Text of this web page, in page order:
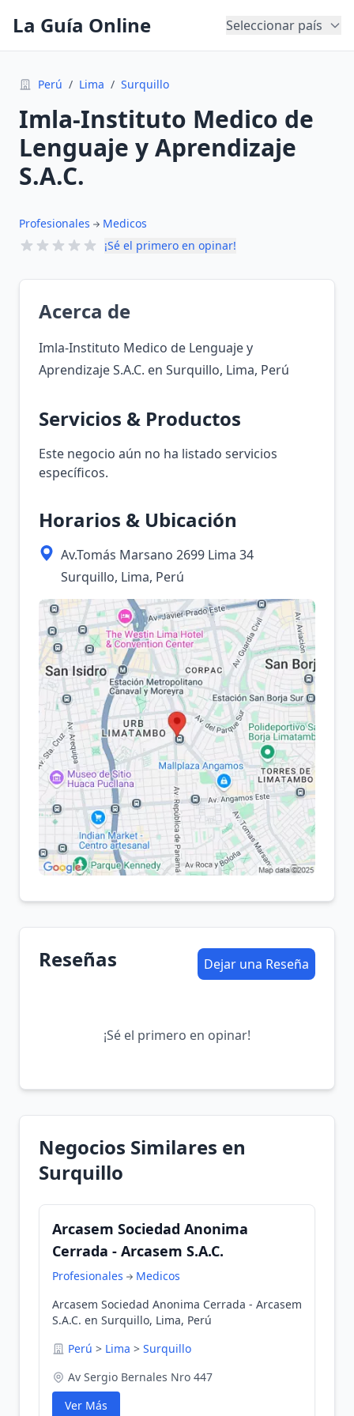
La Guía Online Seleccionar país
Perú / Lima / Surquillo
Imla-Instituto Medico de
Lenguaje y Aprendizaje
S.A.C.
Profesionales
Medicos
¡Sé el primero en opinar!
Acerca de
Imla-Instituto Medico de Lenguaje y
Aprendizaje S.A.C. en Surquillo, Lima, Perú
Servicios & Productos
Este negocio aún no ha listado servicios
específicos.
Horarios & Ubicación
Av.Tomás Marsano 2699 Lima 34
Surquillo, Lima, Perú
Reseñas Dejar una Reseña
¡Sé el primero en opinar!
Negocios Similares en
Surquillo
Arcasem Sociedad Anonima
Cerrada - Arcasem S.A.C.
Profesionales
Medicos
Arcasem Sociedad Anonima Cerrada - Arcasem
S.A.C. en Surquillo, Lima, Perú
Perú > Lima > Surquillo
Av Sergio Bernales Nro 447
Ver Más